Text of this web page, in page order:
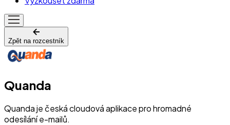
Zpět na rozcestník
Quanda
Quanda je česká cloudová aplikace pro hromadné
odesílání e-mailů.